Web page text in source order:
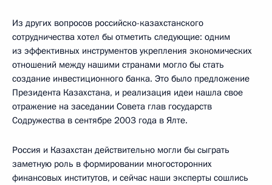
Из других вопросов российско-казахстанского
сотрудничества хотел бы отметить следующие: одним
из эффективных инструментов укрепления экономических
отношений между нашими странами могло бы стать
создание инвестиционного банка. Это было предложение
Президента Казахстана, и реализация идеи нашла свое
отражение на заседании Совета глав государств
Содружества в сентябре 2003 года в Ялте.
Россия и Казахстан действительно могли бы сыграть
заметную роль в формировании многосторонних
финансовых институтов, и сейчас наши эксперты сошлись